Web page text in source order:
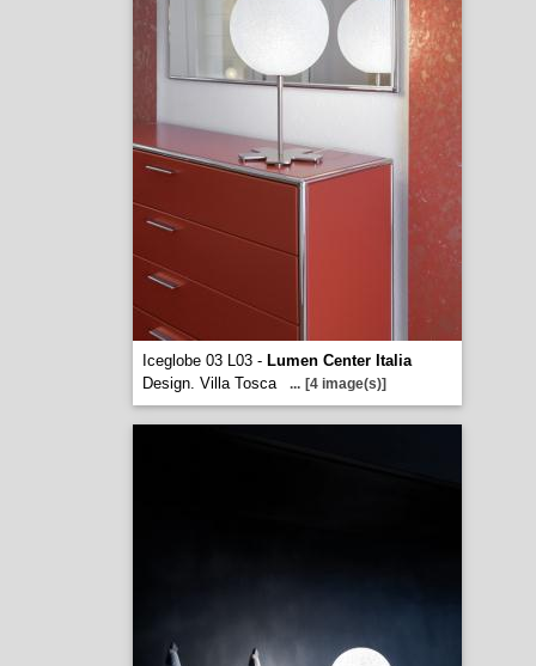
Iceglobe 03 L03 - Lumen Center Italia
Design. Villa Tosca
... [4 image(s)]